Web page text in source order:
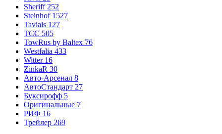
Sheriff 252
Steinhof 1527
Tavials 127
TCC 505
TowRus by Baltex 76
Westfalia 433
Witter 16
ZinkaR 30
Авто-Арсенал 8
АвтоСтандарт 27
Буксирофф 5
Оригинальные 7
РИФ 16
Трейлер 269